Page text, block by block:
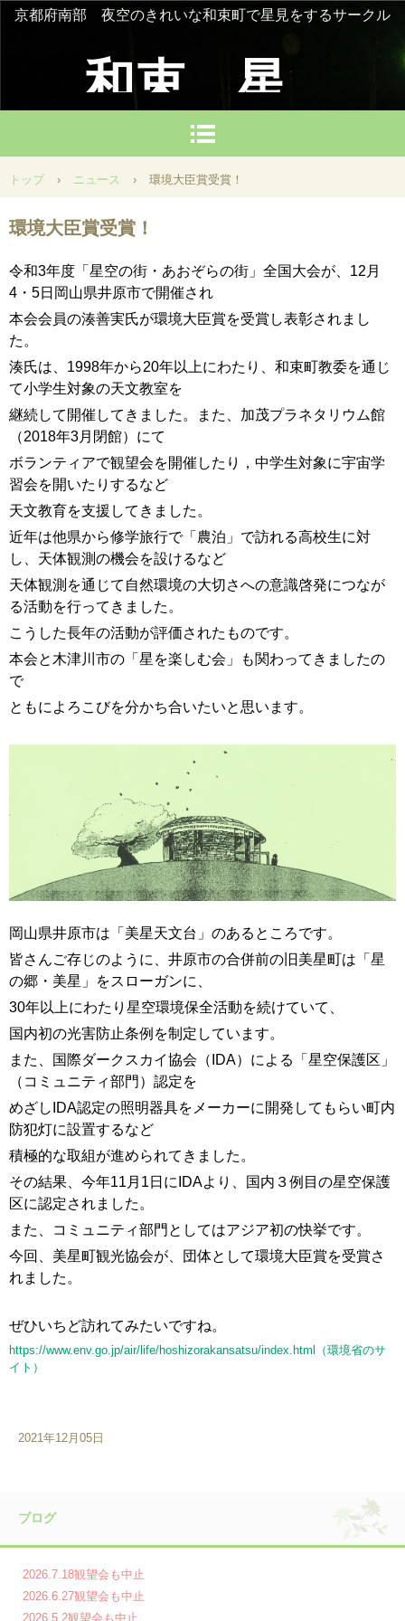
和束 星
を楽しむ
会
京都府南部 夜空のきれいな和束町で星見をするサークル
トップ › ニュース › 環境大臣賞受賞！
環境大臣賞受賞！
令和3年度「星空の街・あおぞらの街」全国大会が、12月
4・5日岡山県井原市で開催され
本会会員の湊善実氏が環境大臣賞を受賞し表彰されまし
た。
湊氏は、1998年から20年以上にわたり、和束町教委を通じ
て小学生対象の天文教室を
継続して開催してきました。また、加茂プラネタリウム館
（2018年3月閉館）にて
ボランティアで観望会を開催したり，中学生対象に宇宙学
習会を開いたりするなど
天文教育を支援してきました。
近年は他県から修学旅行で「農泊」で訪れる高校生に対
し、天体観測の機会を設けるなど
天体観測を通じて自然環境の大切さへの意識啓発につなが
る活動を行ってきました。
こうした長年の活動が評価されたものです。
本会と木津川市の「星を楽しむ会」も関わってきましたの
で
ともによろこびを分かち合いたいと思います。
岡山県井原市は「美星天文台」のあるところです。
皆さんご存じのように、井原市の合併前の 旧美星町は「星
の郷・美星」をスローガンに、
30年以上にわたり星空環境保全活動を続けていて、
国内初の光害防止条例を制定しています。
また、国際ダークスカイ協会（IDA）による「星空保護区」
（コミュニティ部門）認定を
めざしIDA認定の照明器具をメーカーに開発してもらい町内
防犯灯に設置するなど
積極的な取組が進められてきました。
その結果、今年11月1日にIDAより、
国内３例目の星空保護
区に認定されました。
また、コミュニティ部門としてはアジア初の快挙です。
今回、美星町観光協会が、団体として環境大臣賞を受賞さ
れました。
ぜひいちど訪れてみたいですね。
https://www.env.go.jp/air/life/hoshizorakansatsu/index.html（環境省のサ
イト）
2021年12月05日
ブログ
2026.7.18観望会も中止
2026.6.27観望会も中止
2026.5.2観望会も中止